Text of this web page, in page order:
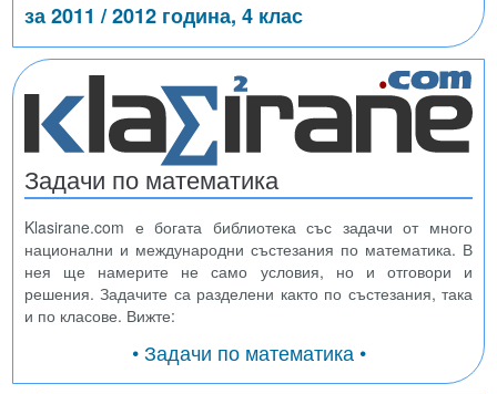
за 2011 / 2012 година, 4 клас
Задачи по математика
Klasirane.com е богата библиотека със задачи от много
национални и международни състезания по математика. В
нея ще намерите не само условия, но и отговори и
решения. Задачите са разделени както по състезания, така
и по класове. Вижте:
• Задачи по математика •